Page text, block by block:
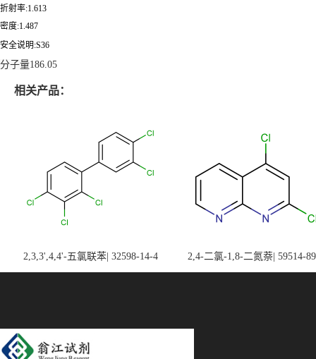
折射率:1.613
密度:1.487
安全说明:S36
分子量186.05
相关产品：
2,3,3',4,4'-五氯联苯| 32598-14-4 2,4-二氯-1,8-二氮萘| 59514-